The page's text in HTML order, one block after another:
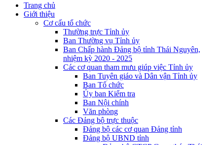
Trang chủ
Giới thiệu
Cơ cấu tổ chức
Thường trực Tỉnh ủy
Ban Thường vụ Tỉnh ủy
Ban Chấp hành Đảng bộ tỉnh Thái Nguyên,
nhiệm kỳ 2020 - 2025
Các cơ quan tham mưu giúp việc Tỉnh ủy
Ban Tuyên giáo và Dân vận Tỉnh ủy
Ban Tổ chức
Ủy ban Kiểm tra
Ban Nội chính
Văn phòng
Các Đảng bộ trực thuộc
Đảng bộ các cơ quan Đảng tỉnh
Đảng bộ UBND tỉnh